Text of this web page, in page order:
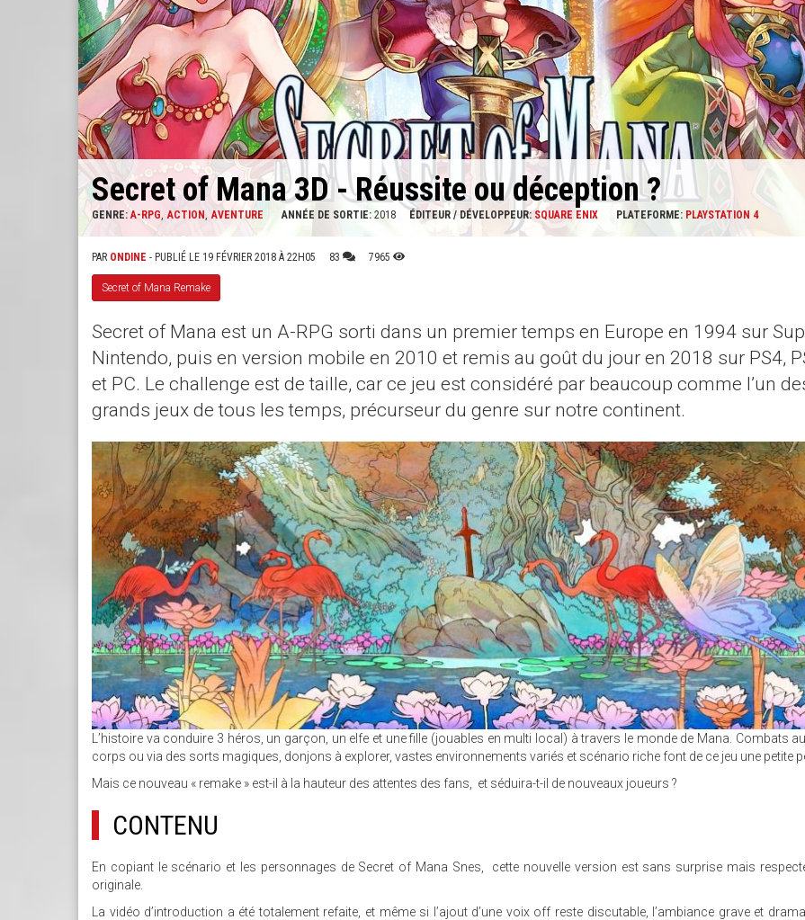
Secret of Mana 3D - Réussite ou déception ?
GENRE: A-RPG ACTION AVENTURE ANNÉE DE SORTIE: 2018 ÉDITEUR / DÉVELOPPEUR: SQUARE ENIX PLATEFORME: PLAYSTATION 4
PAR ONDINE - PUBLIÉ LE 19 FÉVRIER 2018 À 22H05 83 7965
Secret of Mana Remake
Secret of Mana est un A-RPG sorti dans un premier temps en Europe en 1994 sur
Nintendo, puis en version mobile en 2010 et remis au goût du jour en 2018 sur PS4,
et PC. Le challenge est de taille, car ce jeu est considéré par beaucoup comme l’un
grands jeux de tous les temps, précurseur du genre sur notre continent.
SANS_TITRE_.JPG
L’histoire va conduire 3 héros, un garçon, un elfe et une fille (jouables en multi local) à travers le monde de Mana. Combats
corps ou via des sorts magiques, donjons à explorer, vastes environnements variés et scénario riche font de ce jeu une petite
Mais ce nouveau « remake » est-il à la hauteur des attentes des fans, et séduira-t-il de nouveaux joueurs ?
CONTENU
En copiant le scénario et les personnages de Secret of Mana Snes, cette nouvelle version est sans surprise mais
originale.
La vidéo d’introduction a été totalement refaite, et même si l’ajout d’une voix off reste discutable, l’ambiance grave et